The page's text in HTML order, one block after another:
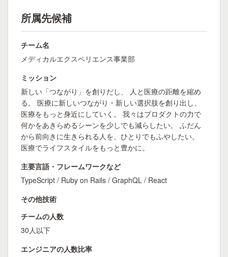
所属先候補
チーム名
メディカルエクスペリエンス事業部
ミッション
新しい「つながり」を創りだし、 人と医療の距離を縮め
る。 医療に新しいつながり・新しい選択肢を創り出し、
医療をもっと身近にしていく。 我々はプロダクトの力で
何かをあきらめるシーンを少しでも減らしたい。 ふだん
から前向きに生きられる人を、ひとりでもふやしたい。
医療でライフスタイルをもっと豊かに。
主要言語・フレームワークなど
TypeScript / Ruby on Rails / GraphQL / React
その他技術
チームの人数
30人以下
エンジニアの人数比率